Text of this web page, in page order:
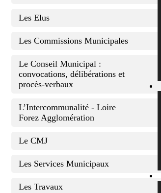
Les Elus
Les Commissions Municipales
Le Conseil Municipal :
convocations, délibérations et
procès-verbaux
L’Intercommunalité - Loire
Forez Agglomération
Le CMJ
Les Services Municipaux
Les Travaux